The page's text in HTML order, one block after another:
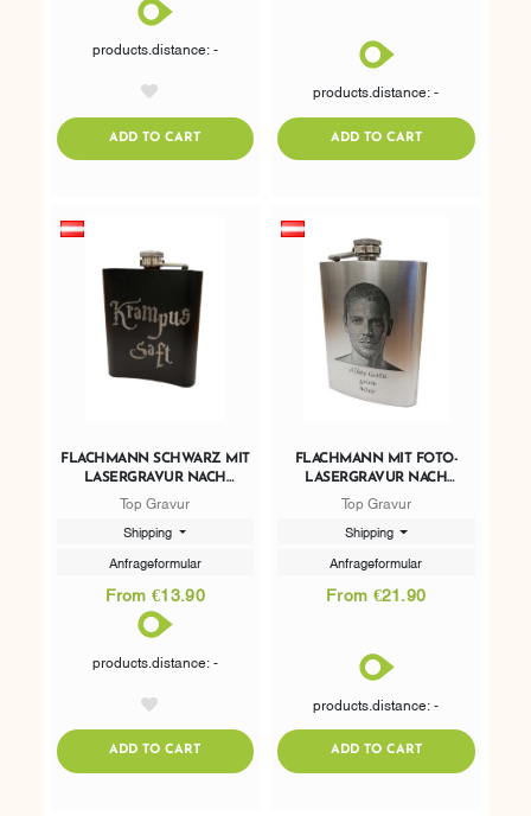
products.distance: -
ADD TO CARTADDTOCART
products.distance: -
ADD TO CARTADDTOCART
FLACHMANN SCHWARZ MIT
LASERGRAVUR NACH
WUNSCH 200ML
Top Gravur
Shipping
Anfrageformular
From €13.90
products.distance: -
ADD TO CARTADDTOCART
FLACHMANN MIT FOTO-
LASERGRAVUR NACH
WUNSCH 237ML
Top Gravur
Shipping
Anfrageformular
From €21.90
products.distance: -
ADD TO CARTADDTOCART